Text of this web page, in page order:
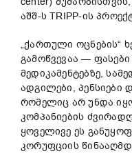
აშშ-ს TRIPP-ის
„ქართული ოცნების“
გამოწვევაა —
მედიკამენტებზე,
ადგილები, პენსიები
რომელიც არ უნდა
კომპანიების
ყოველივე ეს
კორუფციის